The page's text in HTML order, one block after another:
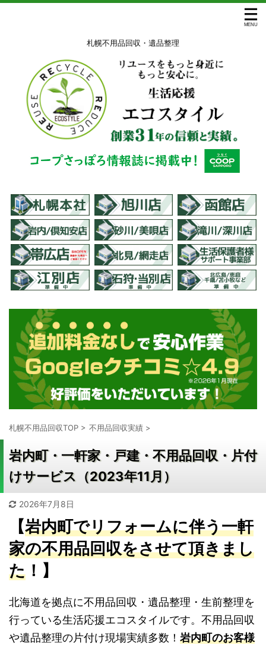
札幌不用品回収・遺品整理
札幌不用品回収TOP > 不用品回収実績 >
岩内町・一軒家・戸建・不用品回収・片付
けサービス（2023年11月）
2026年7月8日
【岩内町でリフォームに伴う一軒
家の不用品回収をさせて頂きまし
た ！】
北海道を拠点に不用品回収・遺品整理・生前整理を
行っている生活応援エコスタイルです。不用品回収
や遺品整理の片付け現場実績多数！ 岩内町のお客様